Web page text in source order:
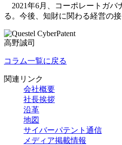
2021年6月、コーポレートガバ
る。今後、知財に関わる経営の
高野誠司
コラム一覧に戻る
関連リンク
会社概要
社長挨拶
沿革
地図
サイバーパテント通信
メディア掲載情報